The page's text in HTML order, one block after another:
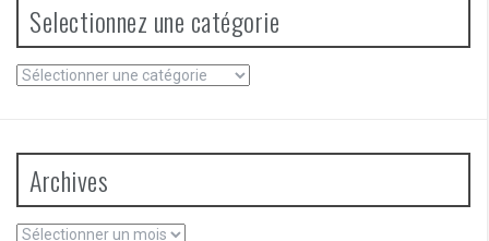
Selectionnez une catégorie
Selectionnez
Archives
Archives